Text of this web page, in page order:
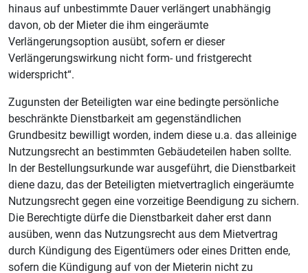
hinaus auf unbestimmte Dauer verlängert unabhängig
davon, ob der Mieter die ihm eingeräumte
Verlängerungsoption ausübt, sofern er dieser
Verlängerungswirkung nicht form- und fristgerecht
widerspricht“.
Zugunsten der Beteiligten war eine bedingte persönliche
beschränkte Dienstbarkeit am gegenständlichen
Grundbesitz bewilligt worden, indem diese u.a. das alleinige
Nutzungsrecht an bestimmten Gebäudeteilen haben sollte.
In der Bestellungsurkunde war ausgeführt, die Dienstbarkeit
diene dazu, das der Beteiligten mietvertraglich eingeräumte
Nutzungsrecht gegen eine vorzeitige Beendigung zu sichern.
Die Berechtigte dürfe die Dienstbarkeit daher erst dann
ausüben, wenn das Nutzungsrecht aus dem Mietvertrag
durch Kündigung des Eigentümers oder eines Dritten ende,
sofern die Kündigung auf von der Mieterin nicht zu